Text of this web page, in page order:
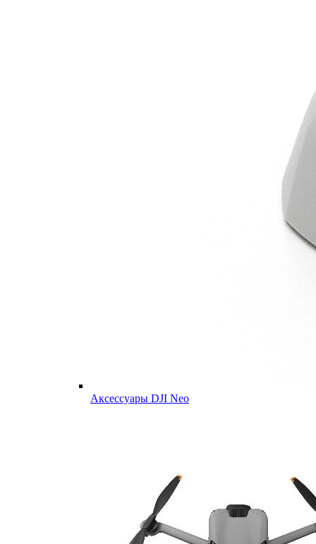
Аксессуары DJI Neo